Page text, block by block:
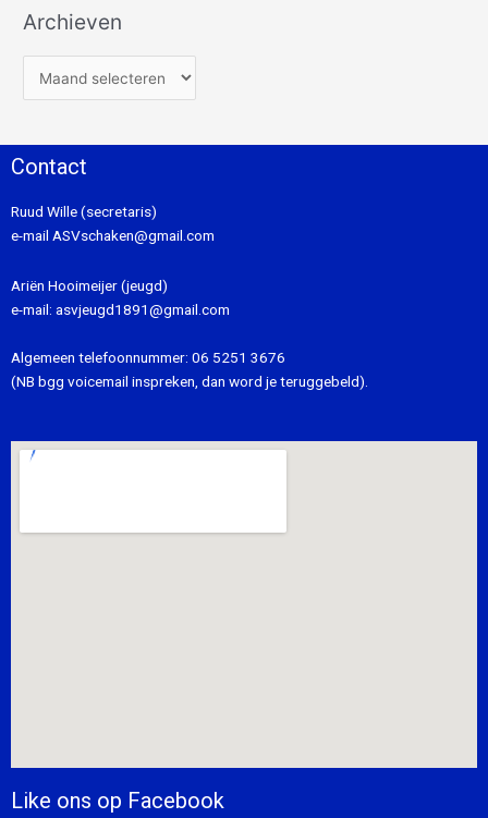
Archieven
Contact
Ruud Wille (secretaris)
e-mail ASVschaken@gmail.com
Ariën Hooimeijer (jeugd)
e-mail: asvjeugd1891@gmail.com
Algemeen telefoonnummer: 06 5251 3676
(NB bgg voicemail inspreken, dan word je teruggebeld).
Like ons op Facebook